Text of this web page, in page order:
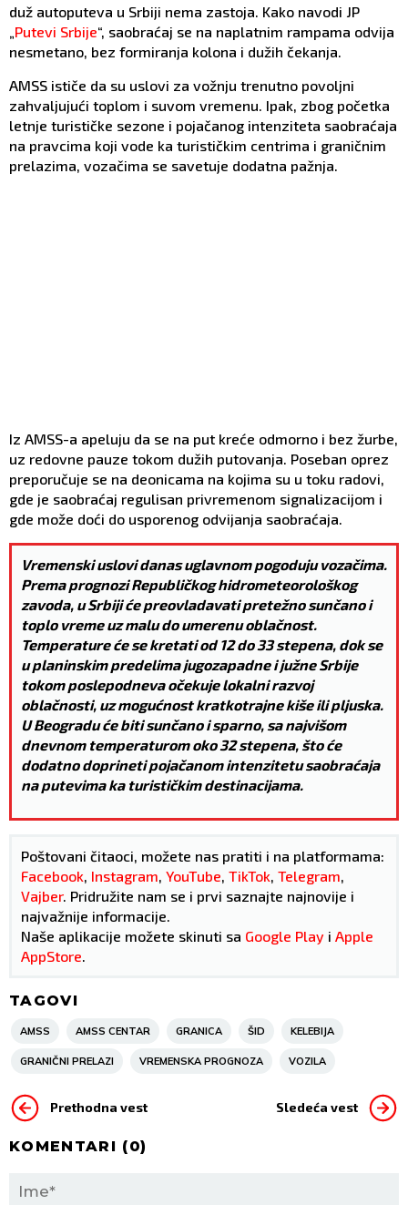
duž autoputeva u Srbiji nema zastoja. Kako navodi JP
Putevi Srbije“, saobraćaj se na naplatnim rampama odvija
nesmetano, bez formiranja kolona i dužih čekanja.
AMSS ističe da su uslovi za vožnju trenutno povoljni
zahvaljujući toplom i suvom vremenu. Ipak, zbog početka
letnje turističke sezone i pojačanog intenziteta saobraćaja
na pravcima koji vode ka turističkim centrima i graničnim
prelazima, vozačima se savetuje dodatna pažnja.
Iz AMSS-a apeluju da se na put kreće odmorno i bez žurbe,
uz redovne pauze tokom dužih putovanja. Poseban oprez
preporučuje se na deonicama na kojima su u toku radovi,
gde je saobraćaj regulisan privremenom signalizacijom i
gde može doći do usporenog odvijanja saobraćaja.
Vremenski uslovi danas uglavnom pogoduju vozačima.
Prema prognozi Republičkog hidrometeorološkog
zavoda, u Srbiji će preovladavati pretežno sunčano i
toplo vreme uz malu do umerenu oblačnost.
Temperature će se kretati od 12 do 33 stepena, dok se
u planinskim predelima jugozapadne i južne Srbije
tokom poslepodneva očekuje lokalni razvoj
oblačnosti, uz mogućnost kratkotrajne kiše ili pljuska.
U Beogradu će biti sunčano i sparno, sa najvišom
dnevnom temperaturom oko 32 stepena, što će
dodatno doprineti pojačanom intenzitetu saobraćaja
na putevima ka turističkim destinacijama.
Poštovani čitaoci, možete nas pratiti i na platformama:
Facebook Instagram YouTube TikTok Telegram
Vajber. Pridružite nam se i prvi saznajte najnovije i
najvažnije informacije.
Naše aplikacije možete skinuti sa Google Play i Apple
AppStore
TAGOVI
AMSS AMSS CENTAR GRANICA ŠID KELEBIJA
GRANIČNI PRELAZI VREMENSKA PROGNOZA VOZILA
Prethodna vest Sledeća vest
KOMENTARI (0)